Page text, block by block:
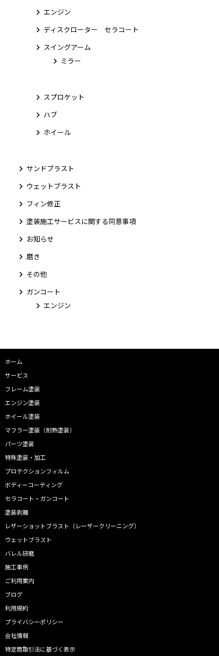
エンジン
ディスクローター セラコート
スイングアーム
ミラー
スプロケット
ハブ
ホイール
サンドブラスト
ウェットブラスト
フィン修正
塗装施工サービスに関する同意事項
お知らせ
磨き
その他
ガンコート
エンジン
ホーム
サービス
フレーム塗装
エンジン塗装
ホイール塗装
マフラー塗装（耐熱塗装）
パーツ塗装
特殊塗装・加工
プロテクションフィルム
ボディーコーティング
セラコート・ガンコート
塗装剥離
レザーショットブラスト（レーザークリーニング）
ウェットブラスト
バレル研磨
施工事例
ご利用案内
ブログ
利用規約
プライバシーポリシー
会社情報
特定商取引法に基づく表示